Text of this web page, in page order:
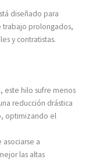
diseñado para
trabajo prolongados,
y contratistas.
este hilo sufre menos
reducción drástica
optimizando el
a
las altas